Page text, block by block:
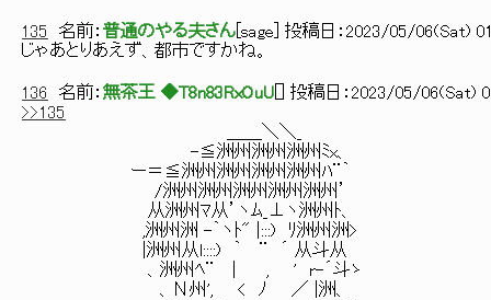
135 名前： 普通のやる夫さん sage ] 投稿日： 2023/05/06(Sat)
じゃあとりあえず、都市ですかね。
136 名前： 無茶王 ◆T8n83RxOuU ] 投稿日： 2023/05/06(Sat)
>>135
＿＿＼＼_
-≦洲州洲州洲州ﾐx、
ー＝≦洲州洲州洲州洲州ﾊ¨｀
/洲州洲州洲州洲州洲州’
从洲州ﾏ从’ヽﾑ_⊥ヽ洲州ﾄ、
,洲州洲 -｀ヽﾄ" |:::) ﾘ洲州洲>
|洲州从l::::) ｀ ¨ ´ 从斗从
、洲州ﾍ¨ | , ' r-´斗ゝ
、Ν州', < ﾉ ／ |洲、